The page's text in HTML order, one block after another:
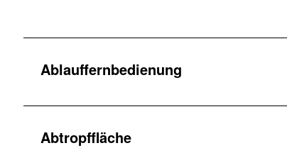
Ablauffernbedienung
Abtropffläche